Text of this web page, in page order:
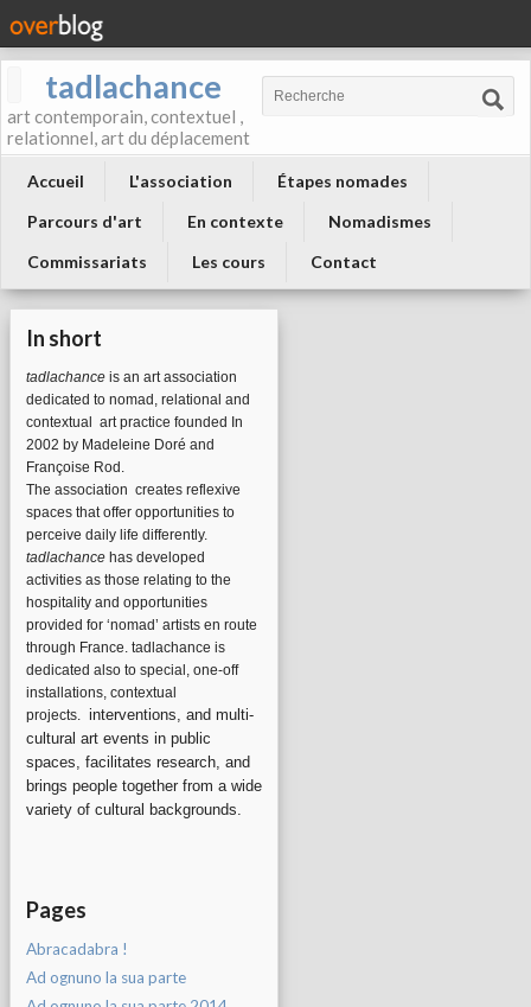
tadlachance
art contemporain, contextuel ,
relationnel, art du déplacement
Accueil L'association
Étapes nomades
Parcours d'art
En contexte
Nomadismes
Commissariats
Les cours Contact
In short
tadlachance is an art association
dedicated to nomad, relational and
contextual art practice founded In
2002 by Madeleine Doré and
Françoise Rod.
The association creates reflexive
spaces that offer opportunities to
perceive daily life differently.
tadlachance has developed
activities as those relating to the
hospitality and opportunities
provided for ‘nomad’ artists en route
through France. tadlachance is
dedicated also to special, one-off
installations, contextual
projects. interventions, and multi-
cultural art events in public
spaces, facilitates research, and
brings people together from a wide
variety of cultural backgrounds.
Pages
Abracadabra !
Ad ognuno la sua parte